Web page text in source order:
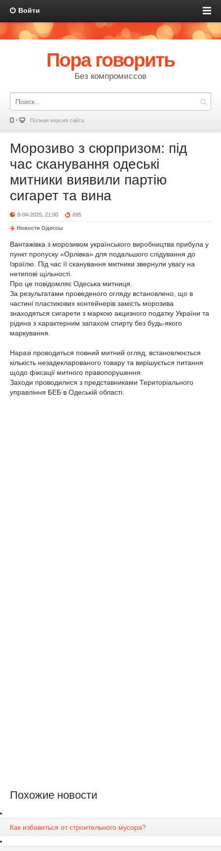
Войти
Пора говорить
Без компромиссов
Полная версия сайта
Морозиво з сюрпризом: під
час сканування одеські
митники виявили партію
сигарет та вина
8-04-2025, 21:00 695
Новости Одессы
Вантажівка з морозивом українського виробництва прибула у
пункт пропуску «Орлівка» для подальшого слідування до
Ізраїлю. Під час її сканування митники звернули увагу на
нетипові щільності.
Про це повідомляє Одеська митниця.
За результатами проведеного огляду встановлено, що в
частині пластикових контейнерів замість морозива
знаходяться сигарети з маркою акцизного податку України та
рідина з характерним запахом спирту без будь-якого
маркування.
Наразі проводиться повний митний огляд, встановлюється
кількість незадекларованого товару та вирішується питання
щодо фіксації митного правопорушення.
Заходи проводилися з представниками Територіального
управління БЕБ в Одеській області.
Похожие новости
Как избавиться от строительного мусора?